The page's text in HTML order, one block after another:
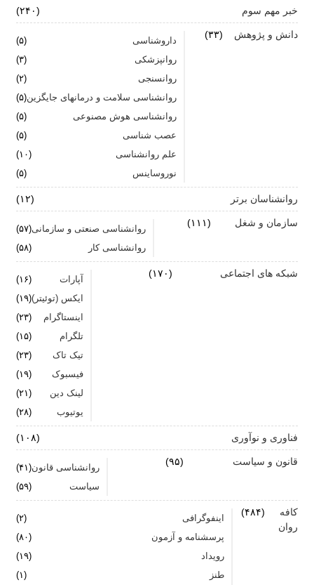
اضطراب ناگهانی
جنگ اضطراب با مواد خوراکی
اضطراب را برای خود پر رنگ نکنید
برای بهبود سلامت روان لازم است روزانه از آن مراقبت
خبر مهم سوم (۲۴۰)
دانش و پژوهش (۳۳)
داروشناسی
(۵)
روانپزشکی
(۳)
روانسنجی
(۲)
روانشناسی سلامت و درمانهای جایگزین(۵)
روانشناسی هوش مصنوعی
(۵)
عصب شناسی
(۵)
علم روانشناسی
(۱۰)
نوروساینس
(۵)
روانشناسان برتر (۱۲)
سازمان و شغل (۱۱۱)
روانشناسی صنعتی و سازمانی(۵۷)
روانشناسی کار
(۵۸)
شبکه های اجتماعی (۱۷۰)
آپارات
(۱۶)
ایکس (توئیتر)(۱۹)
اینستاگرام
(۲۳)
تلگرام
(۱۵)
تیک تاک
(۲۳)
فیسبوک
(۱۹)
لینک دین
(۲۱)
یوتیوب
(۲۸)
فناوری و نوآوری (۱۰۸)
قانون و سیاست (۹۵)
روانشناسی قانون(۴۱)
سیاست
(۵۹)
کافه
روان
(۴۸۴)
اینفوگرافی
(۲)
پرسشنامه و آزمون
(۸۰)
رویداد
(۱۹)
طنز
(۱)